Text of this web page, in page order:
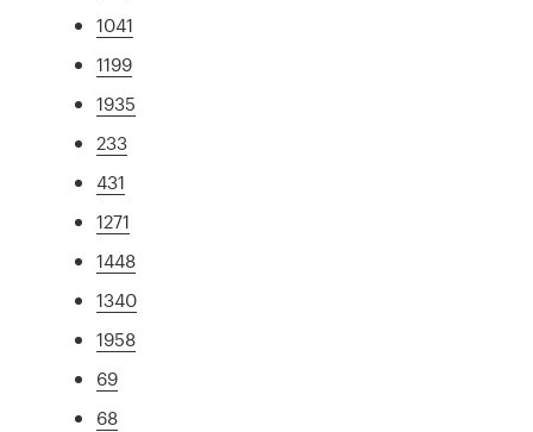
1041
1199
1935
233
431
1271
1448
1340
1958
69
68